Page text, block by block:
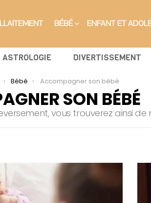
BÉBÉ ENFANT ET
ASTROLOGIE DIVERTISSEMENT
Bébé Accompagner son bébé
SON BÉBÉ
vous trouverez ainsi